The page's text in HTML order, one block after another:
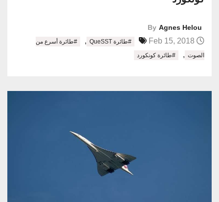
By Agnes Helou
#طائرة QueSST ,
#طائرة أسرع من
الصوت , #طائرة كونكورد